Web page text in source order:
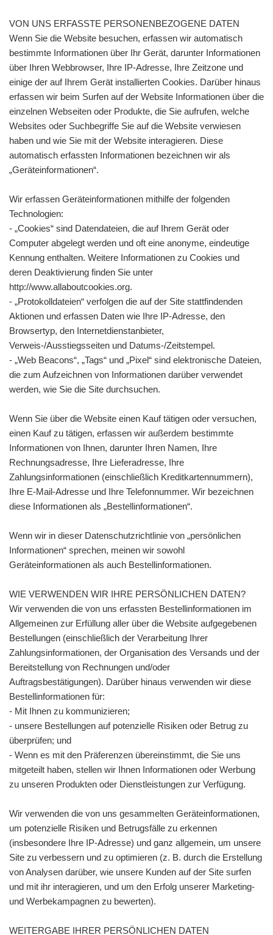
VON UNS ERFASSTE PERSONENBEZOGENE DATEN
Wenn Sie die Website besuchen, erfassen wir automatisch
bestimmte Informationen über Ihr Gerät, darunter Informationen
über Ihren Webbrowser, Ihre IP-Adresse, Ihre Zeitzone und
einige der auf Ihrem Gerät installierten Cookies. Darüber hinaus
erfassen wir beim Surfen auf der Website Informationen über die
einzelnen Webseiten oder Produkte, die Sie aufrufen, welche
Websites oder Suchbegriffe Sie auf die Website verwiesen
haben und wie Sie mit der Website interagieren. Diese
automatisch erfassten Informationen bezeichnen wir als
„Geräteinformationen“.
Wir erfassen Geräteinformationen mithilfe der folgenden
Technologien:
- „Cookies“ sind Datendateien, die auf Ihrem Gerät oder
Computer abgelegt werden und oft eine anonyme, eindeutige
Kennung enthalten. Weitere Informationen zu Cookies und
deren Deaktivierung finden Sie unter
http://www.allaboutcookies.org.
- „Protokolldateien“ verfolgen die auf der Site stattfindenden
Aktionen und erfassen Daten wie Ihre IP-Adresse, den
Browsertyp, den Internetdienstanbieter,
Verweis-/Ausstiegsseiten und Datums-/Zeitstempel.
- „Web Beacons“, „Tags“ und „Pixel“ sind elektronische Dateien,
die zum Aufzeichnen von Informationen darüber verwendet
werden, wie Sie die Site durchsuchen.
Wenn Sie über die Website einen Kauf tätigen oder versuchen,
einen Kauf zu tätigen, erfassen wir außerdem bestimmte
Informationen von Ihnen, darunter Ihren Namen, Ihre
Rechnungsadresse, Ihre Lieferadresse, Ihre
Zahlungsinformationen (einschließlich Kreditkartennummern),
Ihre E-Mail-Adresse und Ihre Telefonnummer. Wir bezeichnen
diese Informationen als „Bestellinformationen“.
Wenn wir in dieser Datenschutzrichtlinie von „persönlichen
Informationen“ sprechen, meinen wir sowohl
Geräteinformationen als auch Bestellinformationen.
WIE VERWENDEN WIR IHRE PERSÖNLICHEN DATEN?
Wir verwenden die von uns erfassten Bestellinformationen im
Allgemeinen zur Erfüllung aller über die Website aufgegebenen
Bestellungen (einschließlich der Verarbeitung Ihrer
Zahlungsinformationen, der Organisation des Versands und der
Bereitstellung von Rechnungen und/oder
Auftragsbestätigungen). Darüber hinaus verwenden wir diese
Bestellinformationen für:
- Mit Ihnen zu kommunizieren;
- unsere Bestellungen auf potenzielle Risiken oder Betrug zu
überprüfen; und
- Wenn es mit den Präferenzen übereinstimmt, die Sie uns
mitgeteilt haben, stellen wir Ihnen Informationen oder Werbung
zu unseren Produkten oder Dienstleistungen zur Verfügung.
Wir verwenden die von uns gesammelten Geräteinformationen,
um potenzielle Risiken und Betrugsfälle zu erkennen
(insbesondere Ihre IP-Adresse) und ganz allgemein, um unsere
Site zu verbessern und zu optimieren (z. B. durch die Erstellung
von Analysen darüber, wie unsere Kunden auf der Site surfen
und mit ihr interagieren, und um den Erfolg unserer Marketing-
und Werbekampagnen zu bewerten).
WEITERGABE IHRER PERSÖNLICHEN DATEN